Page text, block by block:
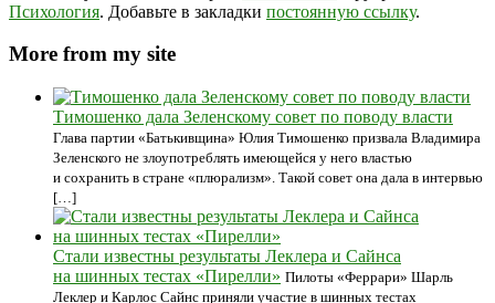
Психология. Добавьте в закладки постоянную ссылку.
More from my site
Тимошенко дала Зеленскому совет по поводу власти
Глава партии «Батькивщина» Юлия Тимошенко призвала Владимира
Зеленского не злоупотреблять имеющейся у него властью
и сохранить в стране «плюрализм». Такой совет она дала в интервью
[…]
Стали известны результаты Леклера и Сайнса
на шинных тестах «Пирелли» Пилоты «Феррари» Шарль
Леклер и Карлос Сайнс приняли участие в шинных тестах